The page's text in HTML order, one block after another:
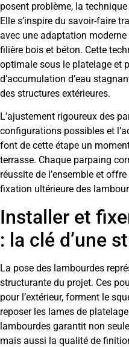
posent problème, la
Elle s’inspire du savoir-faire
avec une adaptation
filière bois et béton. Cette
optimale sous le platelage et
d’accumulation d’eau
des structures extérieures.
L’ajustement rigoureux des
configurations possibles et
font de cette étape un
terrasse. Chaque parpaing
réussite de l’ensemble et
fixation ultérieure des
Installer et
: la clé d’une
La pose des lambourdes
structurante du projet. Ces
pour l’extérieur, forment le
reposer les lames de
lambourdes garantit non
mais aussi la qualité de